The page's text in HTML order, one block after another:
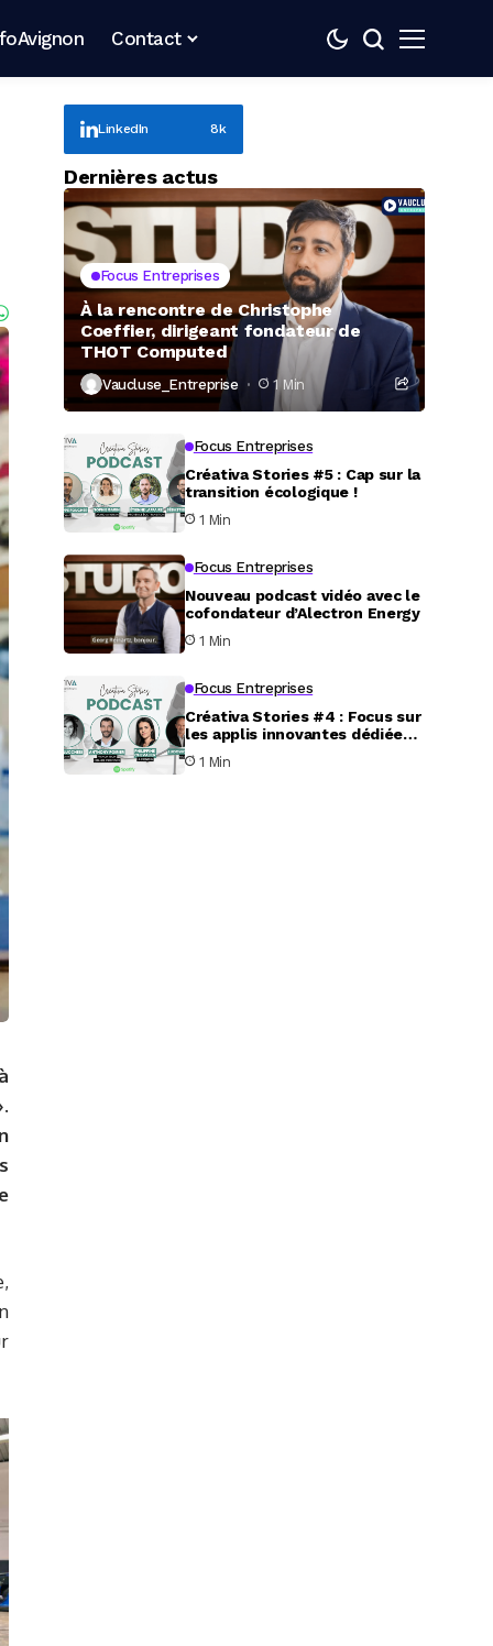
Contact
LinkedIn 8k
Dernières actus
Focus Entreprises
À la rencontre de Christophe
Coeffier, dirigeant fondateur de
THOT Computed
Vaucluse_Entreprise 1 Min
Focus Entreprises
Créativa Stories #5 : Cap sur la
transition écologique !
1 Min
Focus Entreprises
Nouveau podcast vidéo avec le
cofondateur d’Alectron Energy
1 Min
Focus Entreprises
Créativa Stories #4 : Focus sur
les applis innovantes dédiées
au service aux particuliers
1 Min